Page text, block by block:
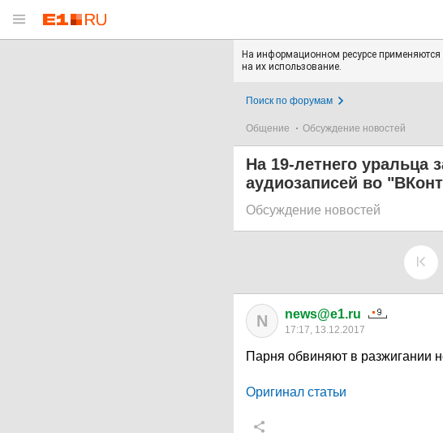
На информационном ресурсе
на их использование.
Поиск по форумам
Общение Обсуждение новостей
На 19-летнего уральца
аудиозаписей во
Обсуждение новостей
N news@e1.ru
17:17, 13.12.2017
Парня обвиняют в разжигании
Оригинал статьи